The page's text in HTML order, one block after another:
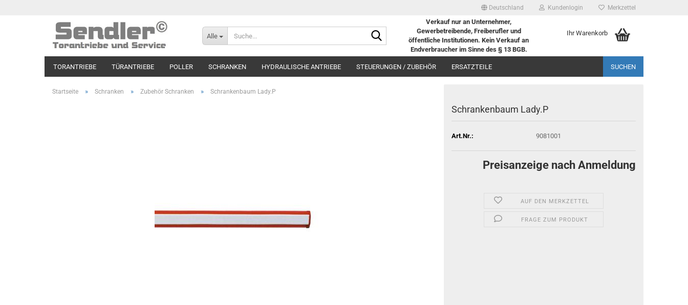
Deutschland Kundenlogin Merkzettel
Alle
Verkauf nur an Unternehmer,
Gewerbetreibende, Freiberufler und
öffentliche Institutionen. Kein Verkauf an
Endverbraucher im Sinne des § 13 BGB.
Ihr Warenkorb
TORANTRIEBE TÜRANTRIEBE POLLER SCHRANKEN HYDRAULISCHE ANTRIEBE STEUERUNGEN / ZUBEHÖR ERSATZTEILE SUCHEN
Startseite » Schranken » Zubehör Schranken » Schrankenbaum Lady.P
Schran­ken­baum Lady.P
Art.Nr.: 9081001
Preisanzeige nach Anmeldung
AUF DEN MERKZETTEL
FRAGE ZUM PRODUKT